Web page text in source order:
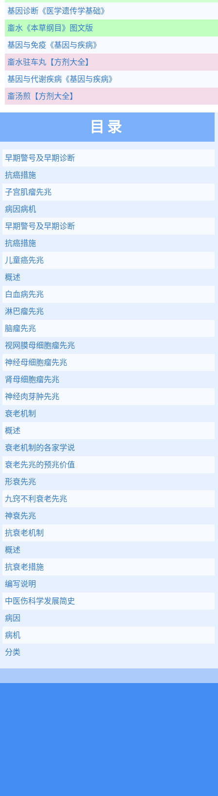
基因诊断 《医学遗传学基础》
齑水 《本草纲目》图文版
基因与免疫 《基因与疾病》
齑水驻车丸 【方剂大全】
基因与代谢疾病 《基因与疾病》
齑汤煎 【方剂大全】
目录
早期警号及早期诊断
抗癌措施
子宫肌瘤先兆
病因病机
早期警号及早期诊断
抗癌措施
儿童癌先兆
概述
白血病先兆
淋巴瘤先兆
脑瘤先兆
视网膜母细胞瘤先兆
神经母细胞瘤先兆
肾母细胞瘤先兆
神经肉芽肿先兆
衰老机制
概述
衰老机制的各家学说
衰老先兆的预兆价值
形衰先兆
九窍不利衰老先兆
神衰先兆
抗衰老机制
概述
抗衰老措施
编写说明
中医伤科学发展简史
病因
病机
分类